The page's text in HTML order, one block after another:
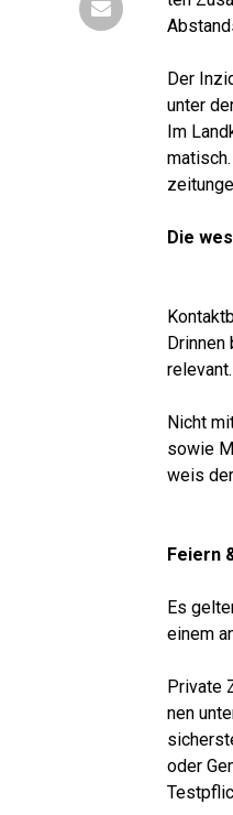
Der
unter
Im
Die
Drin­nen
relevant.
Nicht
sowie
weis
Fei­ern
Es
einem
Pri­va­te
nen
oder